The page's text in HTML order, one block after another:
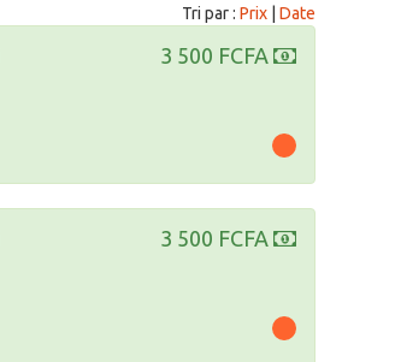
Tri par : Prix Date
3 500 FCFA
3 500 FCFA